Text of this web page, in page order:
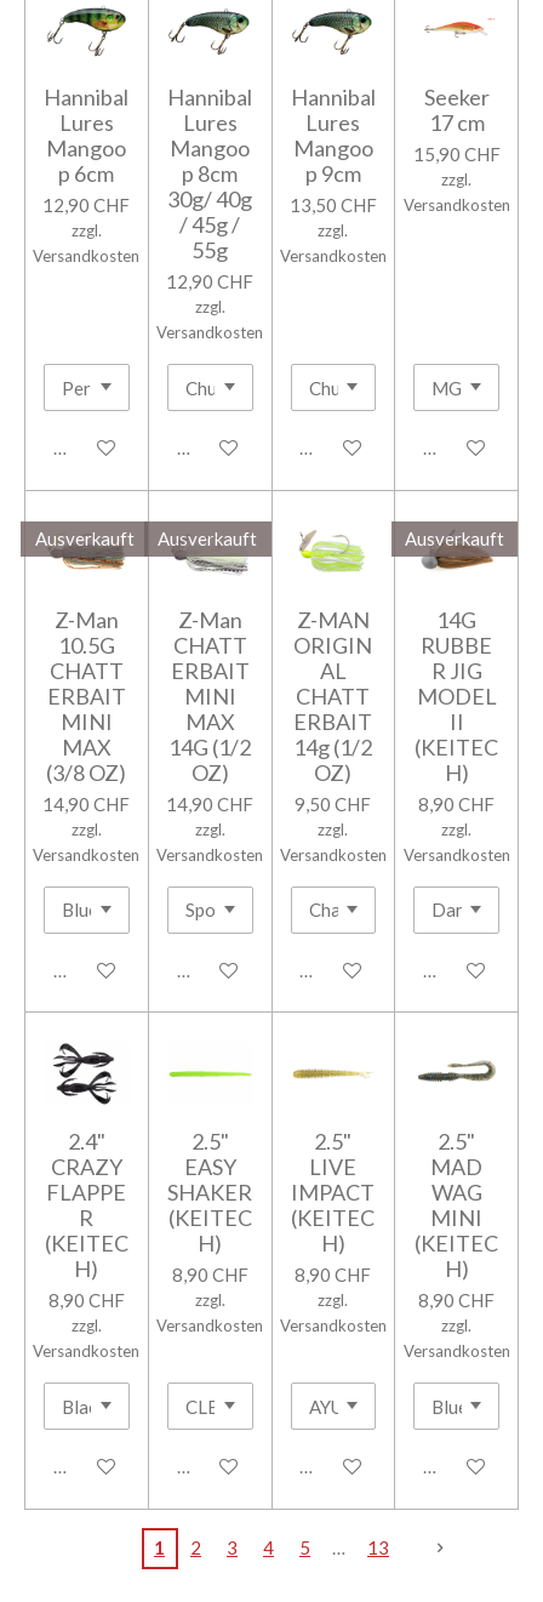
Hannibal
Lures
Mangoo
p 6cm
12,90 CHF
zzgl.
Versandkosten
In den Warenkorb
Hannibal
Lures
Mangoo
p 8cm
30g/ 40g
/ 45g /
55g
12,90 CHF
zzgl.
Versandkosten
In den Warenkorb
Hannibal
Lures
Mangoo
p 9cm
13,50 CHF
zzgl.
Versandkosten
In den Warenkorb
Seeker
17 cm
15,90 CHF
zzgl.
Versandkosten
In den
Ausverkauft
Z-Man
10.5G
CHATT
ERBAIT
MINI
MAX
(3/8 OZ)
14,90 CHF
zzgl.
Versandkosten
Bei Verfügbarkeit benachrichtigen
Ausverkauft
Z-Man
CHATT
ERBAIT
MINI
MAX
14G (1/2
OZ)
14,90 CHF
zzgl.
Versandkosten
Bei Verfügbarkeit benachrichtigen
Z-MAN
ORIGIN
AL
CHATT
ERBAIT
14g (1/2
OZ)
9,50 CHF
zzgl.
Versandkosten
In den Warenkorb
Ausverkauft
14G
RUBBE
R JIG
MODEL
II
(KEITEC
H)
8,90 CHF
zzgl.
Versandkosten
Bei
2.4"
CRAZY
FLAPPE
R
(KEITEC
H)
8,90 CHF
zzgl.
Versandkosten
In den Warenkorb
2.5"
EASY
SHAKER
(KEITEC
H)
8,90 CHF
zzgl.
Versandkosten
In den Warenkorb
2.5"
LIVE
IMPACT
(KEITEC
H)
8,90 CHF
zzgl.
Versandkosten
In den Warenkorb
2.5"
MAD
WAG
MINI
(KEITEC
H)
8,90 CHF
zzgl.
Versandkosten
In den
1 2 3 4 5 13